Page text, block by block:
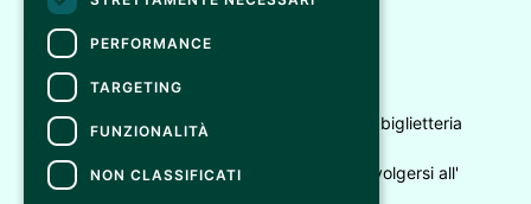
INSTAGRAM
CONTATTI
Per informazioni e supporto all'acquisto della biglietteria
Clicca qui
Per informazioni sul programma e l'evento, rivolgersi all'
PERFORMANCE
TARGETING
FUNZIONALITÀ
NON CLASSIFICATI